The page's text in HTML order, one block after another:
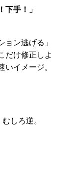
下手！」
ョン逃げる」
だけ修正しよ
イメージ。
むしろ逆。